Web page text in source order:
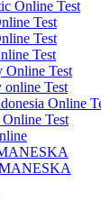
Online Test
Test
Test
Test
Online Test
online Test
Online
Test